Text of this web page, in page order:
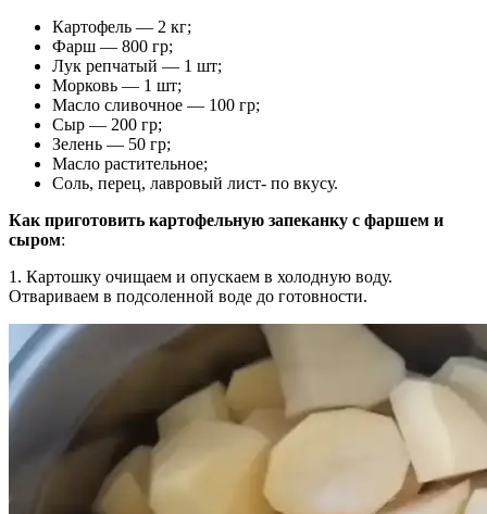
Картофель — 2 кг;
Фарш — 800 гр;
Лук репчатый — 1 шт;
Морковь — 1 шт;
Масло сливочное — 100 гр;
Сыр — 200 гр;
Зелень — 50 гр;
Масло растительное;
Соль, перец, лавровый лист- по вкусу.
Как приготовить картофельную запеканку с фаршем и
сыром:
1. Картошку очищаем и опускаем в холодную воду.
Отвариваем в подсоленной воде до готовности.